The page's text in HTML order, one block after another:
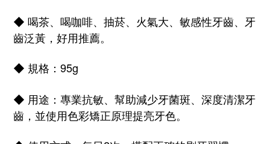
◆ 喝茶、喝咖啡、抽菸、火氣大、敏感性牙齒、牙
齒泛黃，好用推薦。
◆ 規格：95g
◆ 用途：專業抗敏、幫助減少牙菌斑、深度清潔牙
齒，並使用色彩矯正原理提亮牙色。